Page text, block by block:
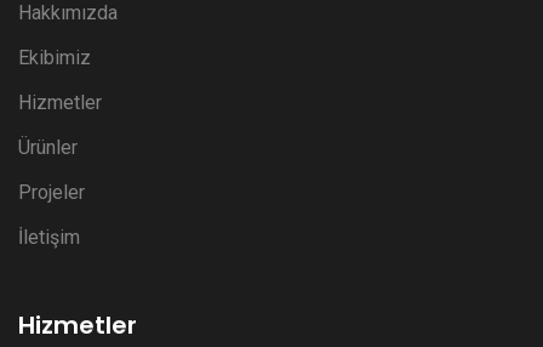
Hakkımızda
Ekibimiz
Hizmetler
Ürünler
Projeler
İletişim
Hizmetler